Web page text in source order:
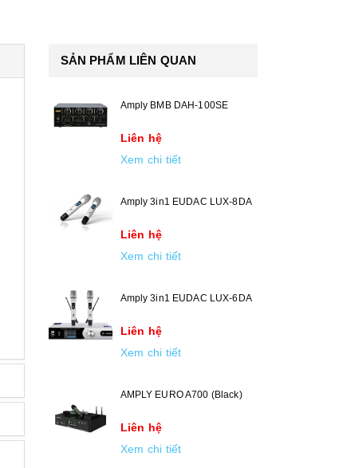
SẢN PHẨM LIÊN QUAN
Amply BMB DAH-100SE
Liên hệ
Xem chi tiết
Amply 3in1 EUDAC LUX-8DA
Liên hệ
Xem chi tiết
Amply 3in1 EUDAC LUX-6DA
Liên hệ
Xem chi tiết
AMPLY EURO A700 (Black)
Liên hệ
Xem chi tiết